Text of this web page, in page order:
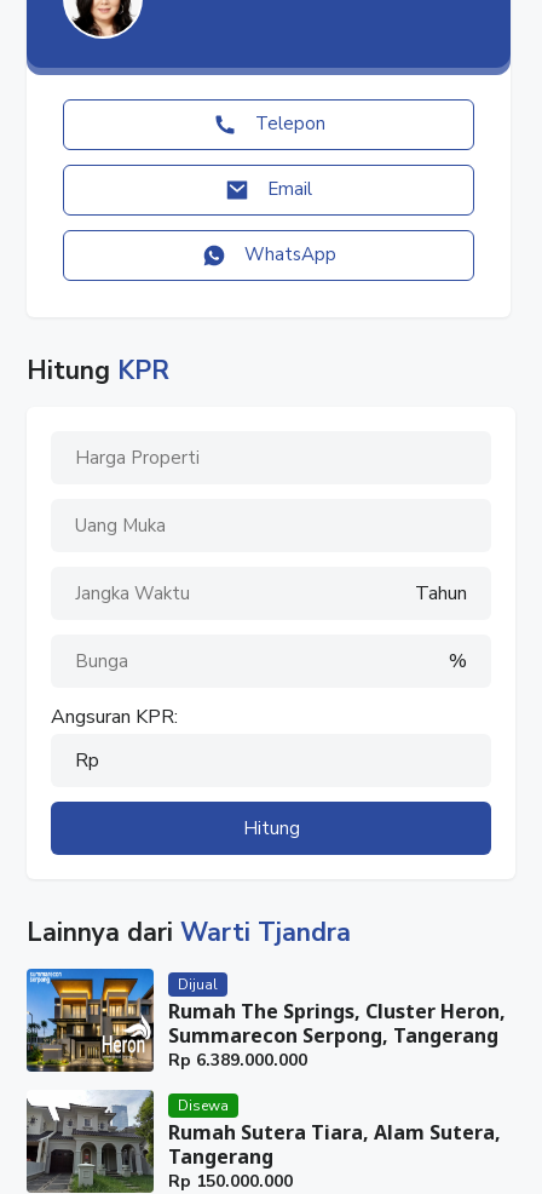
1,031 M
23 Agustus 2025
HUBUNGI : WARTI
✓ Whatsapp : 08777 553 0989
✓ Facebook : Rumah Properti
✓ Instagram : @rumahproperti1
✓ YouTube : Rumah Properti
#rumahproperti
#sindangjaya
#rumahsindangjaya
#rumahtangerang
#jualbelirumah
#hunianmodern
#rumahstrategis
#rumahbaru
Telepon
Email
WhatsApp
Hitung KPR
Tahun
%
Angsuran KPR:
Rp
Hitung
Lainnya dariWarti Tjandra
Dijual
Rumah The Springs, Cluster Heron,
Summarecon Serpong, Tangerang
Rp 6.389.000.000
Disewa
Rumah Sutera Tiara, Alam Sutera,
Tangerang
Rp 150.000.000